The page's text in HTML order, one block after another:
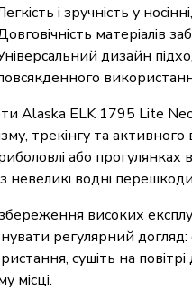
і зручність у
матеріалів
дизайн
Alaska ELK 1795 Lite
трекінгу та
або прогулянках
невеликі водні
високих
регулярний догляд:
сушіть на
місці.